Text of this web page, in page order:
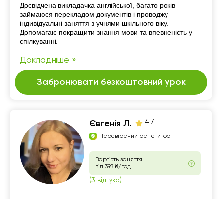
Резюме
Досвідчена викладачка англійської, багато років
займаюся перекладом документів і проводжу
індивідуальні заняття з учнями шкільного віку.
Допомагаю покращити знання мови та впевненість у
спілкуванні.
Докладніше »
Забронювати безкоштовний урок
Євгенія Л. 4.7
Перевірений репетитор
Вартість заняття
від 398 ₴/год
(3 відгука)